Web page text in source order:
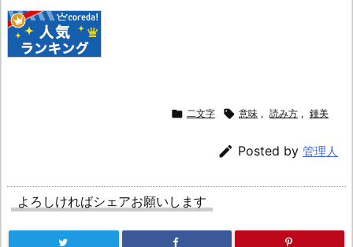
 二文字  意味 , 読み方 , 鍾美
 Posted by 管理人
よろしければシェアお願いします